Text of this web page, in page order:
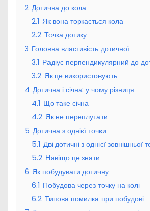
2 Дотична до кола
2.1 Як вона торкається кола
2.2 Точка дотику
3 Головна властивість дотичної
3.1 Радіус перпендикулярний до
3.2 Як це використовують
4 Дотична і січна: у чому різниця
4.1 Що таке січна
4.2 Як не переплутати
5 Дотична з однієї точки
5.1 Дві дотичні з однієї зовнішньої
5.2 Навіщо це знати
6 Як побудувати дотичну
6.1 Побудова через точку на колі
6.2 Типова помилка при побудові